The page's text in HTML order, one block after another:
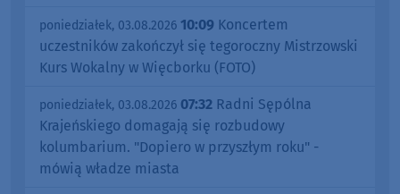
poniedziałek, 03.08.2026 10:09 Koncertem
uczestników zakończył się tegoroczny Mistrzowski
Kurs Wokalny w Więcborku (FOTO)
poniedziałek, 03.08.2026 07:32 Radni Sępólna
Krajeńskiego domagają się rozbudowy
kolumbarium. "Dopiero w przyszłym roku" -
mówią władze miasta